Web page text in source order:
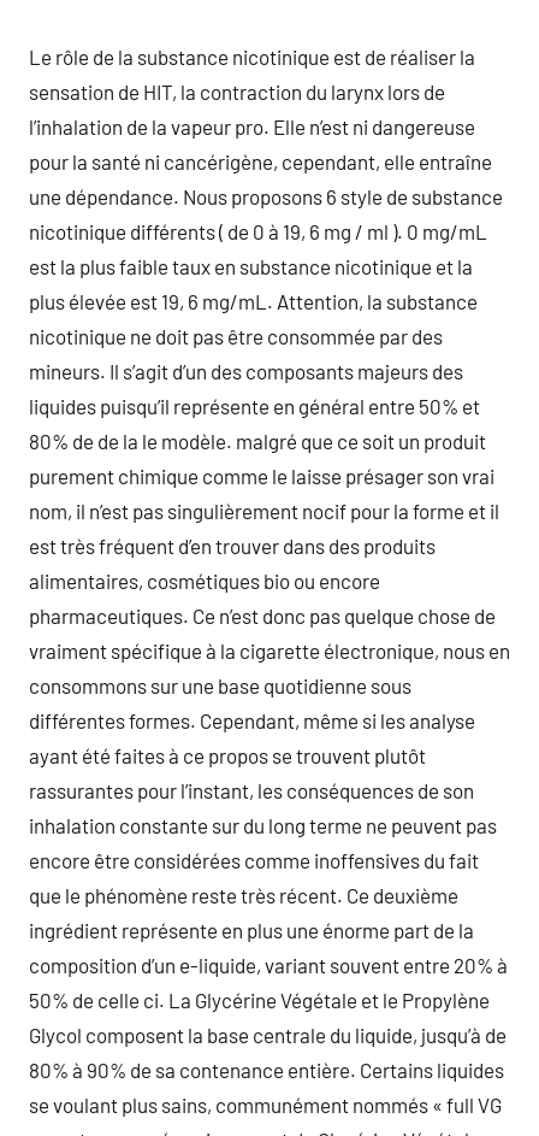
Le rôle de la substance nicotinique est de réaliser la
sensation de HIT, la contraction du larynx lors de
l’inhalation de la vapeur pro. Elle n’est ni dangereuse
pour la santé ni cancérigène, cependant, elle entraîne
une dépendance. Nous proposons 6 style de substance
nicotinique différents ( de 0 à 19, 6 mg / ml ). 0 mg/mL
est la plus faible taux en substance nicotinique et la
plus élevée est 19, 6 mg/mL. Attention, la substance
nicotinique ne doit pas être consommée par des
mineurs. Il s’agit d’un des composants majeurs des
liquides puisqu’il représente en général entre 50% et
80% de de la le modèle. malgré que ce soit un produit
purement chimique comme le laisse présager son vrai
nom, il n’est pas singulièrement nocif pour la forme et il
est très fréquent d’en trouver dans des produits
alimentaires, cosmétiques bio ou encore
pharmaceutiques. Ce n’est donc pas quelque chose de
vraiment spécifique à la cigarette électronique, nous en
consommons sur une base quotidienne sous
différentes formes. Cependant, même si les analyse
ayant été faites à ce propos se trouvent plutôt
rassurantes pour l’instant, les conséquences de son
inhalation constante sur du long terme ne peuvent pas
encore être considérées comme inoffensives du fait
que le phénomène reste très récent. Ce deuxième
ingrédient représente en plus une énorme part de la
composition d’un e-liquide, variant souvent entre 20% à
50% de celle ci. La Glycérine Végétale et le Propylène
Glycol composent la base centrale du liquide, jusqu’à de
80% à 90% de sa contenance entière. Certains liquides
se voulant plus sains, communément nommés « full VG